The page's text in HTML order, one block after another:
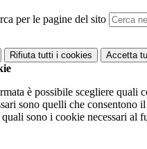
per le pagine del sito
Rifiuta tutti i cookies Accetta
è possibile scegliere quali
sono quelli che consentono
quali sono i cookie necessari al